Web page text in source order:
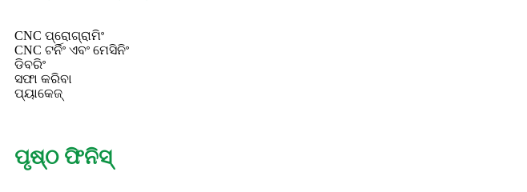
CNC ପ୍ରୋଗ୍ରାମିଂ
CNC ଟର୍ନିଂ ଏବଂ ମେସିନିଂ
ଡିବରିଂ
ସଫା କରିବା
ପ୍ୟାକେଜ୍
ପୃଷ୍ଠ ଫିନିସ୍